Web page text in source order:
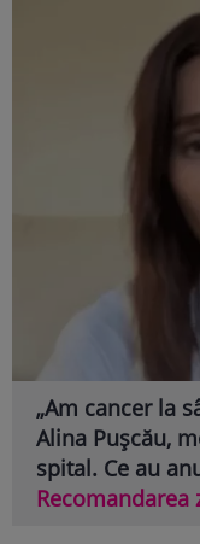
„Am cancer la
Alina Pușcău,
spital. Ce au
Recomandarea